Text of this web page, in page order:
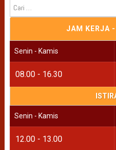
JAM KERJA -
Senin - Kamis
08.00 - 16.30
Senin - Kamis
12.00 - 13.00